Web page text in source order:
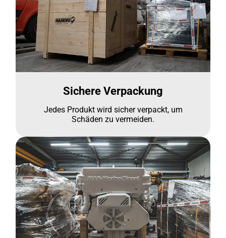
Sichere Verpackung
Jedes Produkt wird sicher verpackt, um
Schäden zu vermeiden.